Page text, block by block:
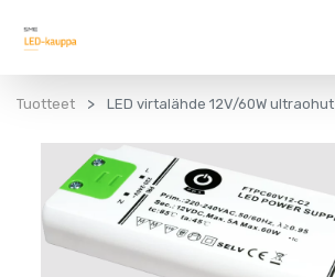
Tuotteet LED virtalähde 12V/60W ultraohut